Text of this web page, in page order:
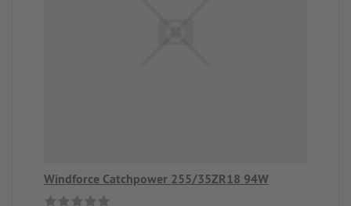
Windforce Catchpower 255/35ZR18 94W